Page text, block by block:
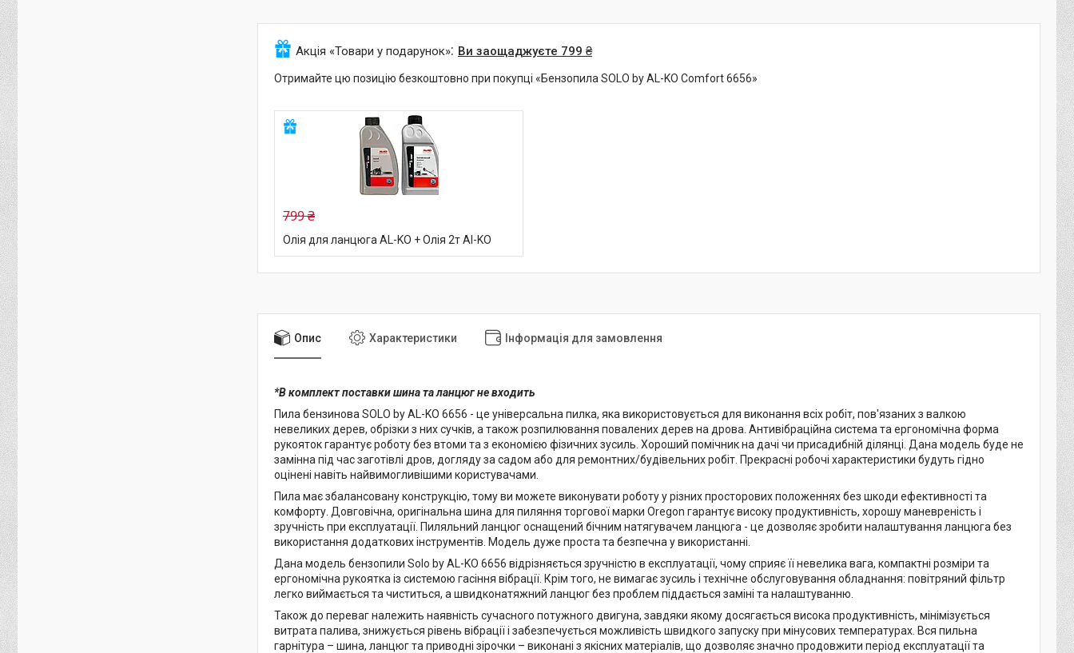
Акція «Товари у подарунок» Ви заощаджуєте 799 ₴
Отримайте цю позицію безкоштовно при покупці «Бензопила SOLO by AL-KO Comfort 6656»
799 ₴
Олія для ланцюга AL-KO + Олія 2т Al-KO
Опис Характеристики Інформація для замовлення
*В комплект поставки шина та ланцюг не входить
Пила бензинова SOLO by AL-KO 6656 - це універсальна пилка, яка використовується для виконання всіх робіт, пов'язаних з валкою
невеликих дерев, обрізки з них сучків, а також розпилювання повалених дерев на дрова. Антивібраційна система та ергономічна форма
рукояток гарантує роботу без втоми та з економією фізичних зусиль. Хороший помічник на дачі чи присадибній ділянці. Дана модель буде не
замінна під час заготівлі дров, догляду за садом або для ремонтних/будівельних робіт. Прекрасні робочі характеристики будуть гідно
оцінені навіть найвимогливішими користувачами.
Пила має збалансовану конструкцію, тому ви можете виконувати роботу у різних просторових положеннях без шкоди ефективності та
комфорту. Довговічна, оригінальна шина для пиляння торгової марки Oregon гарантує високу продуктивність, хорошу маневреність і
зручність при експлуатації. Пиляльний ланцюг оснащений бічним натягувачем ланцюга - це дозволяє зробити налаштування ланцюга без
використання додаткових інструментів. Модель дуже проста та безпечна у використанні.
Дана модель бензопили Solo by AL-KO 6656 відрізняється зручністю в експлуатації, чому сприяє її невелика вага, компактні розміри та
ергономічна рукоятка із системою гасіння вібрації. Крім того, не вимагає зусиль і технічне обслуговування обладнання: повітряний фільтр
легко виймається та чиститься, а швидконатяжний ланцюг без проблем піддається заміні та налаштуванню.
Також до переваг належить наявність сучасного потужного двигуна, завдяки якому досягається висока продуктивність, мінімізується
витрата палива, знижується рівень вібрації і забезпечується можливість швидкого запуску при мінусових температурах. Вся пильна
гарнітура – ​​шина, ланцюг та приводні зірочки – виконані з якісних матеріалів, що дозволяє значно продовжити період експлуатації та